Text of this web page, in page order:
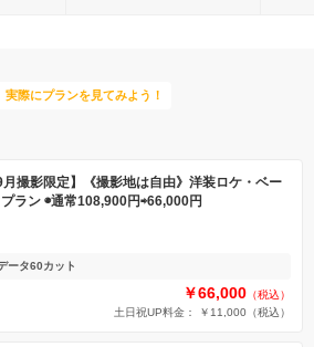
際にプランを見てみよう！
月撮影限定】《撮影地は自由》洋装ロケ・ベー
ラン ◉通常108,900円⇨66,000円
ータ60カット
￥66,000 （税込）
土日祝UP料金： ￥11,000 （税込）